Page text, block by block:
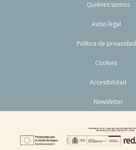
Quiénes somos
Aviso legal
Política de privacidad
Cookies
Accesibilidad
Newsletter